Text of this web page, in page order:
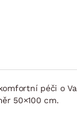
péči o
50×100 cm.